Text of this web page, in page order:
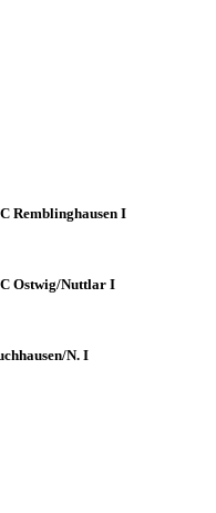
Remblinghausen I
Ostwig/Nuttlar I
N. I